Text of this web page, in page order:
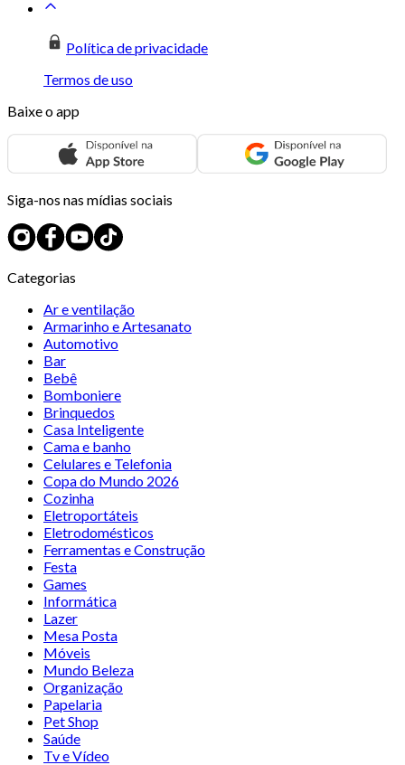
Política de privacidade
Termos de uso
Baixe o app
Siga-nos nas mídias sociais
Categorias
Ar e ventilação
Armarinho e Artesanato
Automotivo
Bar
Bebê
Bomboniere
Brinquedos
Casa Inteligente
Cama e banho
Celulares e Telefonia
Copa do Mundo 2026
Cozinha
Eletroportáteis
Eletrodomésticos
Ferramentas e Construção
Festa
Games
Informática
Lazer
Mesa Posta
Móveis
Mundo Beleza
Organização
Papelaria
Pet Shop
Saúde
Tv e Vídeo